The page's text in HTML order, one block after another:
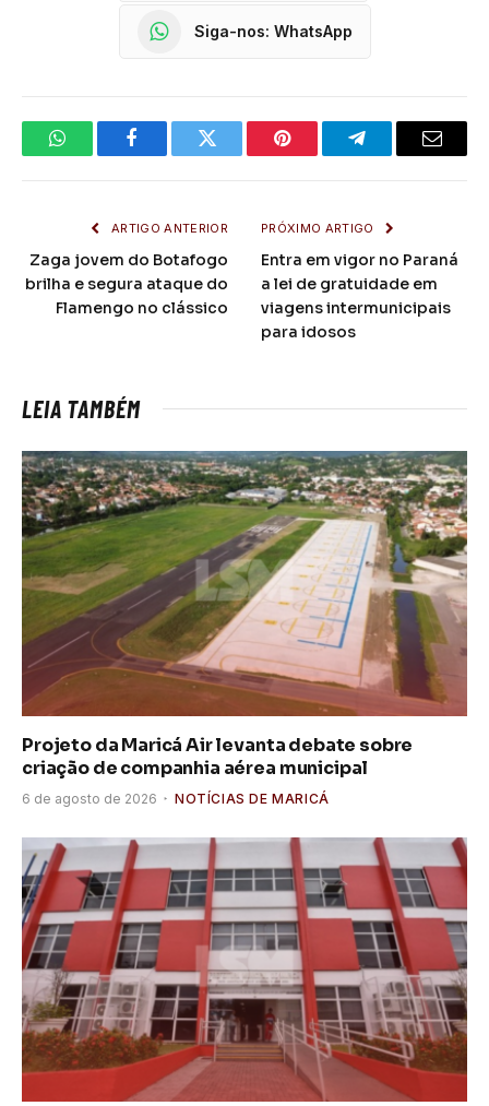
Siga-nos: WhatsApp
WhatsAppFacebookTwitter Pinterest TelegramaE-
ARTIGO ANTERIOR
Zaga jovem do Botafogo
brilha e segura ataque do
Flamengo no clássico
PRÓXIMO ARTIGO
Entra em vigor no Paraná
a lei de gratuidade em
viagens intermunicipais
para idosos
LEIA TAMBÉM
Projeto da Maricá Air levanta debate sobre
criação de companhia aérea municipal
6 de agosto de 2026 NOTÍCIAS DE MARICÁ